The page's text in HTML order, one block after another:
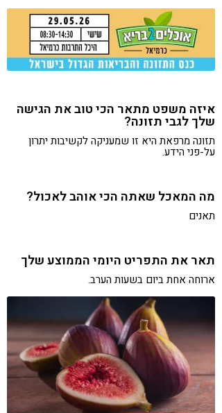
איזה משפט מתאר הכי טוב את הגישה
שלך לגבי תזונה?
תזונה מרפאת היא זו שמעניקה לקשיבות יתרון
על-פני הידע.
מה המאכל שאתה הכי אוהב לאכול?
תאנים
תאר את התפריט היומי הממוצע שלך
ארוחה אחת ביום בשעות הערב.